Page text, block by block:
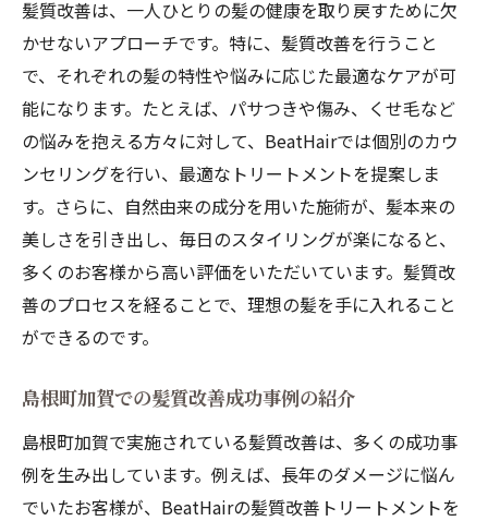
髪質改善は、一人ひとりの髪の健康を取り戻すために欠
かせないアプローチです。特に、髪質改善を行うこと
で、それぞれの髪の特性や悩みに応じた最適なケアが可
能になります。たとえば、パサつきや傷み、くせ毛など
の悩みを抱える方々に対して、BeatHairでは個別のカウ
ンセリングを行い、最適なトリートメントを提案しま
す。さらに、自然由来の成分を用いた施術が、髪本来の
美しさを引き出し、毎日のスタイリングが楽になると、
多くのお客様から高い評価をいただいています。髪質改
善のプロセスを経ることで、理想の髪を手に入れること
ができるのです。
島根町加賀での髪質改善成功事例の紹介
島根町加賀で実施されている髪質改善は、多くの成功事
例を生み出しています。例えば、長年のダメージに悩ん
でいたお客様が、BeatHairの髪質改善トリートメントを